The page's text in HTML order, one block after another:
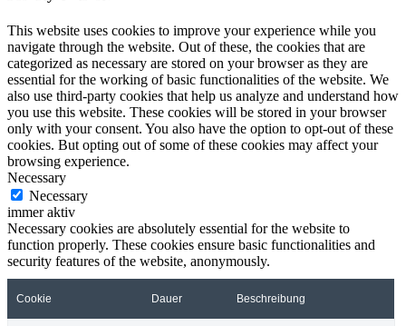
This website uses cookies to improve your experience while you
navigate through the website. Out of these, the cookies that are
categorized as necessary are stored on your browser as they are
essential for the working of basic functionalities of the website. We
also use third-party cookies that help us analyze and understand how
you use this website. These cookies will be stored in your browser
only with your consent. You also have the option to opt-out of these
cookies. But opting out of some of these cookies may affect your
browsing experience.
Necessary
Necessary
immer aktiv
Necessary cookies are absolutely essential for the website to
function properly. These cookies ensure basic functionalities and
security features of the website, anonymously.
Cookie Dauer Beschreibung